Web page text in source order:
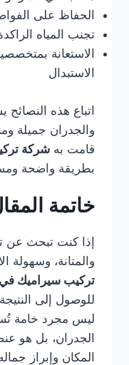
الحفاظ على
تجنب المياه
الاستعانة
الاستبدال
اتباع هذه
والجدران جميلة
قامت به شركة
بطريقة واضحة
خاتمة
إذا كنت تبحث عن
والمتانة، وسهولة
تركيب سيراميك
للوصول إلى
ليس مجرد خامة
الجدران، بل هو
المكان وإبراز